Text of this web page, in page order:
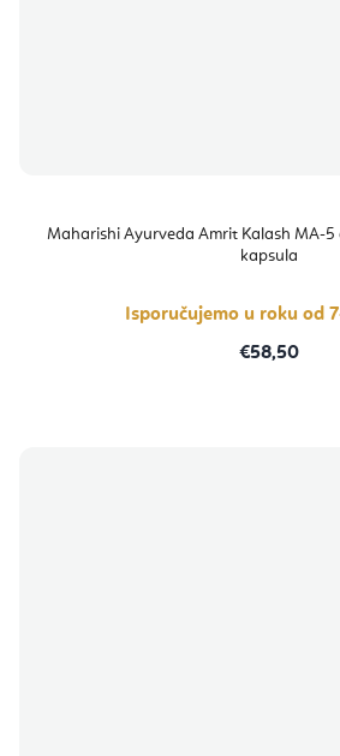
Maharishi Ayurveda Amrit Kalash MA-
kapsula
Isporučujemo u roku od
€58,50